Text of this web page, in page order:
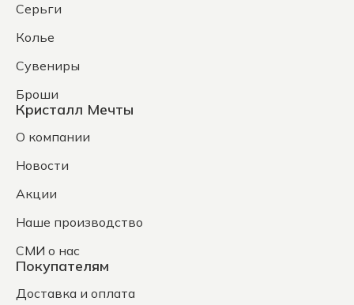
Серьги
Колье
Сувениры
Броши
Кристалл Мечты
О компании
Новости
Акции
Наше производство
СМИ о нас
Покупателям
Доставка и оплата